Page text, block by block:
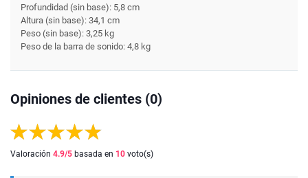
Profundidad (sin base): 5,8 cm
Altura (sin base): 34,1 cm
Peso (sin base): 3,25 kg
Peso de la barra de sonido: 4,8 kg
Opiniones de clientes (0)
Valoración 4.9/5 basada en 10 voto(s)